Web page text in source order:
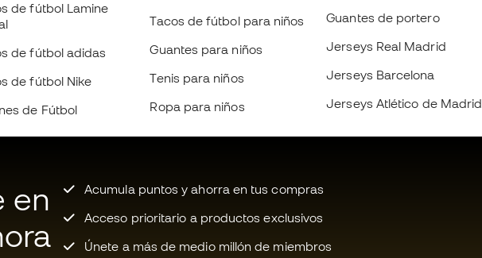
de fútbol Lamine
de fútbol adidas
de fútbol Nike
de Fútbol
Tacos de fútbol para niños
Guantes para niños
Tenis para niños
Ropa para niños
Guantes de portero
Jerseys Real Madrid
Jerseys Barcelona
Jerseys Atlético de Madrid
en
Acumula puntos y ahorra en tus compras
Acceso prioritario a productos exclusivos
Únete a más de medio millón de miembros